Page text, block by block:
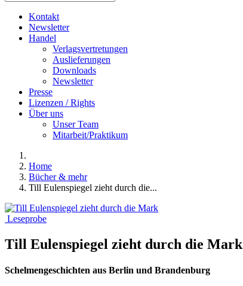
Kontakt
Newsletter
Handel
Verlagsvertretungen
Auslieferungen
Downloads
Newsletter
Presse
Lizenzen / Rights
Über uns
Unser Team
Mitarbeit/Praktikum
Home
Bücher & mehr
Till Eulenspiegel zieht durch die...
Leseprobe
Till Eulenspiegel zieht durch die Mark
Schelmengeschichten aus Berlin und Brandenburg